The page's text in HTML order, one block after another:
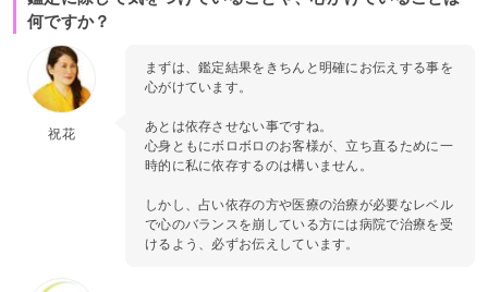
何ですか？
祝花
まずは、鑑定結果をきちんと明確にお伝えする事を
心がけています。
あとは依存させない事ですね。
心身ともにボロボロのお客様が、立ち直るために一
時的に私に依存するのは構いません。
しかし、占い依存の方や医療の治療が必要なレベル
で心のバランスを崩している方には病院で治療を受
けるよう、必ずお伝えしています。